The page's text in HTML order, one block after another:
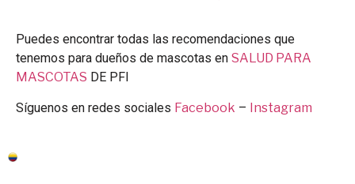
Puedes encontrar todas las recomendaciones que
tenemos para dueños de mascotas en SALUD PARA
MASCOTAS DE PFI
Síguenos en redes sociales Facebook – Instagram